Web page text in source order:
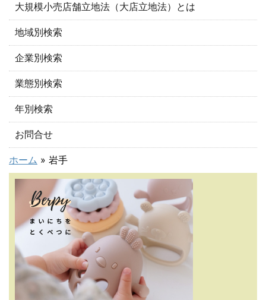
大規模小売店舗立地法（大店立地法）とは
地域別検索
企業別検索
業態別検索
年別検索
お問合せ
ホーム » 岩手